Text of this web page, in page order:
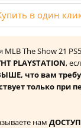
в один
The Show 21
PLAYSTATION,
что вам
только при
нам